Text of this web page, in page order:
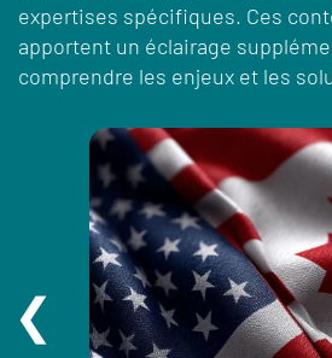
expertises spécifiques. Ces
apportent un éclairage
comprendre les enjeux et les